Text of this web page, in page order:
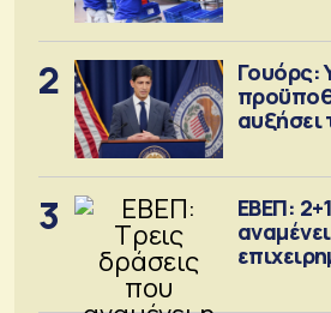
2
Γουόρς:
αυξήσει
3
ΕΒΕΠ: